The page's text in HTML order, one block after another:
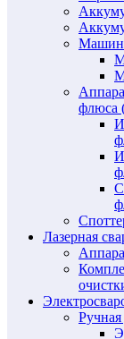
флюса
Лазерная